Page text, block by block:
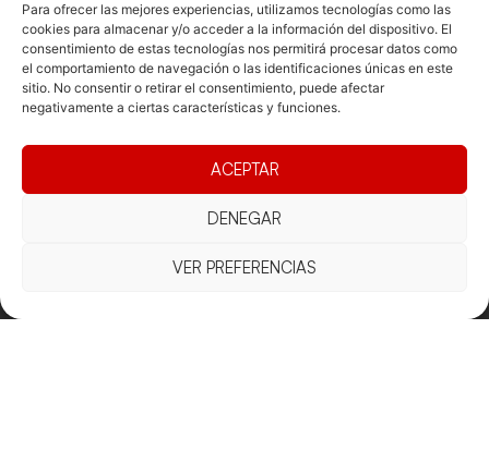
Para ofrecer las mejores experiencias, utilizamos tecnologías como las
cookies para almacenar y/o acceder a la información del dispositivo. El
consentimiento de estas tecnologías nos permitirá procesar datos como
el comportamiento de navegación o las identificaciones únicas en este
sitio. No consentir o retirar el consentimiento, puede afectar
negativamente a ciertas características y funciones.
ACEPTAR
DENEGAR
VER PREFERENCIAS
Federació
Competicions
Competiciones
Pista
Competiciones
Vólei neu
Documentacio
Funcionament
Eleccions
Contacte
Carrer de les